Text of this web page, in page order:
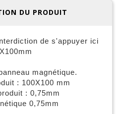
DU PRODUIT
de s'appuyer ici
magnétique.
: 100X100 mm
: 0,75mm
0,75mm